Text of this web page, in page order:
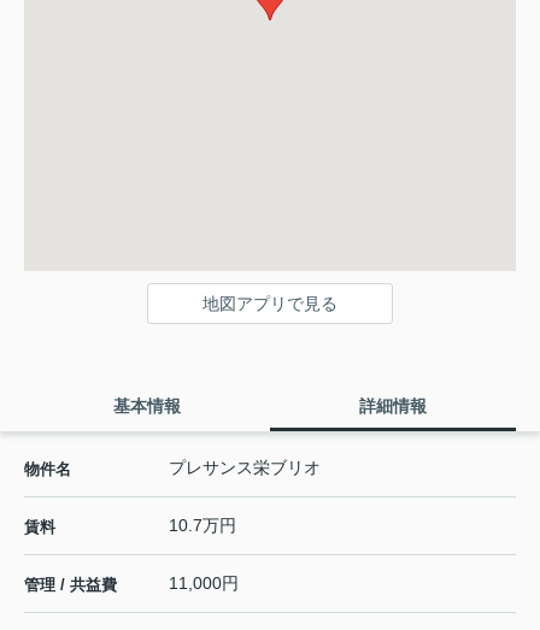
地図アプリで見る
基本情報 詳細情報
物件名 プレサンス栄ブリオ
賃料 10.7万円
管理 / 共益費 11,000円